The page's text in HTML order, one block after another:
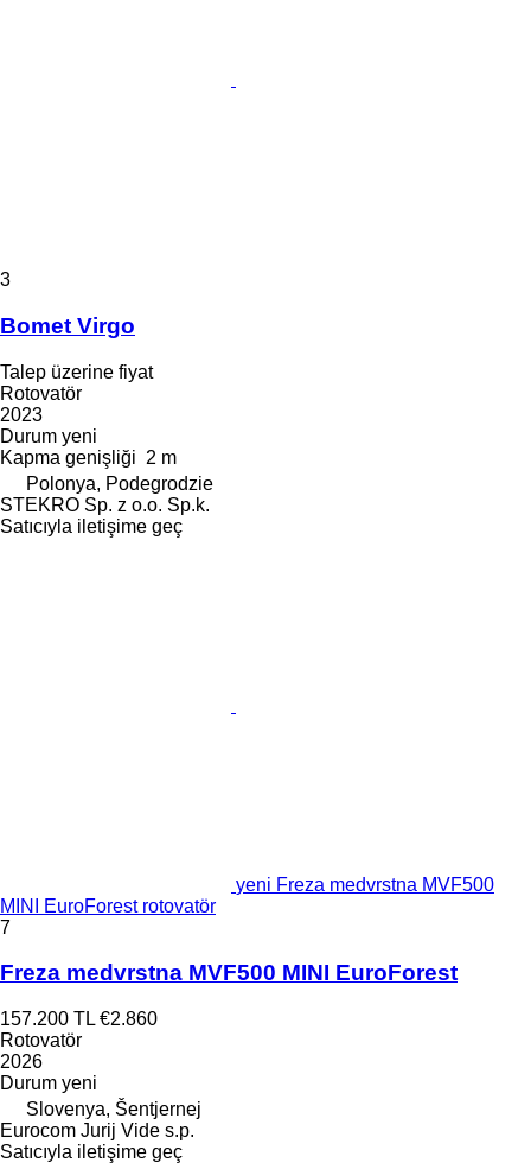
3
Bomet Virgo
Talep üzerine fiyat
Rotovatör
2023
Durum yeni
Kapma genişliği 2 m
Polonya, Podegrodzie
STEKRO Sp. z o.o. Sp.k.
Satıcıyla iletişime geç
yeni Freza medvrstna MVF500
MINI EuroForest rotovatör
7
Freza medvrstna MVF500 MINI EuroForest
157.200 TL €2.860
Rotovatör
2026
Durum yeni
Slovenya, Šentjernej
Eurocom Jurij Vide s.p.
Satıcıyla iletişime geç